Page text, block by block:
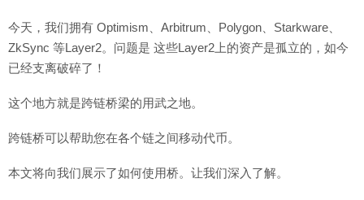
今天，我们拥有 Optimism、Arbitrum、Polygon、Starkware、
ZkSync 等Layer2。问题是 这些Layer2上的资产是孤立的，如今
已经支离破碎了！
这个地方就是跨链桥梁的用武之地。
跨链桥可以帮助您在各个链之间移动代币。
本文将向我们展示了如何使用桥。让我们深入了解。